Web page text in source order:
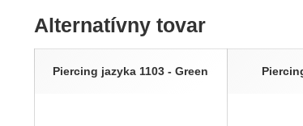
Alternatívny tovar
Piercing jazyka 1103 - Green